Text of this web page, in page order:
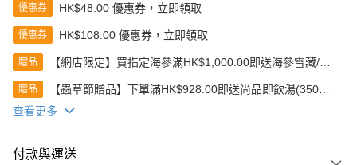
優惠券 HK$48.00 優惠券，立即領取
優惠券 HK$108.00 優惠券，立即領取
贈品
【網店限定】買指定海參滿HK$1,000.00即送海參雪藏/浸
贈品
【蟲草節贈品】下單滿HK$928.00即送尚品即飲湯(350克)
(款式隨機發送)
查看更多
付款與運送